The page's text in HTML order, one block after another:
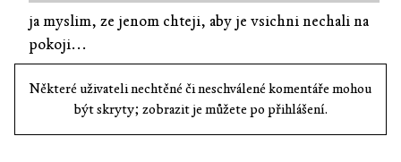
ja myslim, ze jenom chteji, aby je vsichni nechali na
pokoji...
Některé uživateli nechtěné či neschválené komentáře mohou
být skryty; zobrazit je můžete po přihlášení.